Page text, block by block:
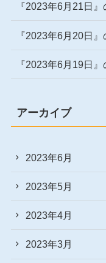
『2023年6月21日
『2023年6月20日
『2023年6月19日
アーカイブ
2023年6月
2023年5月
2023年4月
2023年3月